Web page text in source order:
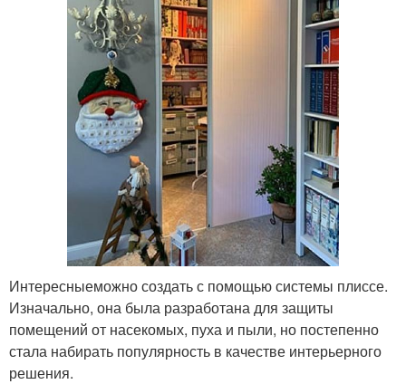
Интересныеможно создать с помощью системы плиссе.
Изначально, она была разработана для защиты
помещений от насекомых, пуха и пыли, но постепенно
стала набирать популярность в качестве интерьерного
решения.